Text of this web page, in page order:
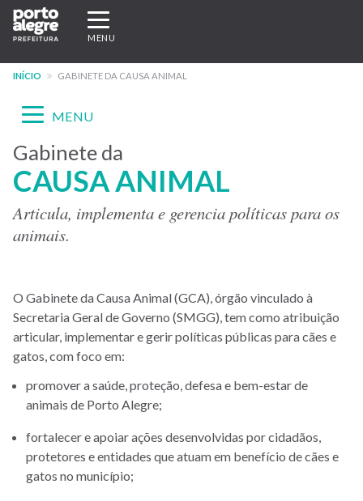
Pular
para
conteúdo
Expandir/recolher
navegação
MENU
INÍCIO GABINETE DA CAUSA ANIMAL
Menu
-
site
GCA
Expandir/recolher
MENU
Gabinete da
CAUSA ANIMAL
Articula, implementa e gerencia políticas para os
animais.
O Gabinete da Causa Animal (GCA), órgão vinculado à
Secretaria Geral de Governo (SMGG), tem como atribuição
articular, implementar e gerir políticas públicas para cães e
gatos, com foco em:
promover a saúde, proteção, defesa e bem-estar de
animais de Porto Alegre;
fortalecer e apoiar ações desenvolvidas por cidadãos,
protetores e entidades que atuam em benefício de cães e
gatos no município;